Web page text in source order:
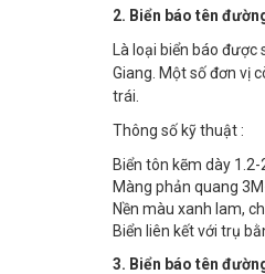
2. Biển báo tên
Là loại biển báo
Giang. Một số đơn vị
trái.
Thông số kỹ thuật :
Biển tôn kẽm dày
Màng phản quang
Nền màu xanh lam,
Biển liên kết với trụ
3. Biển báo tên